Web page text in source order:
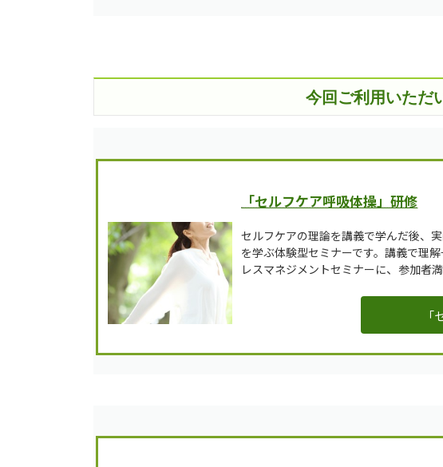
今回ご利用いただ
「セルフケア呼吸体操」研修
セルフケアの理論を講義で学んだ後、
を学ぶ体験型セミナーです。講義で理
レスマネジメントセミナーに、参加者